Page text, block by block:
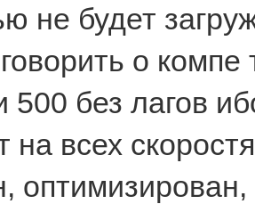
не будет
о компе
500 без лагов
на всех